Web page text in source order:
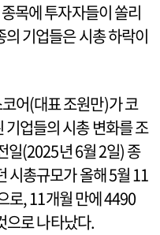
목에 투자자들이 쏠리
기업들은 시총 하락이
어(대표 조원만)가 코
업들의 시총 변화를 조
일(2025년 6월 2일) 종
시총규모가 올해 5월 11
로, 11개월 만에 4490
로 나타났다.